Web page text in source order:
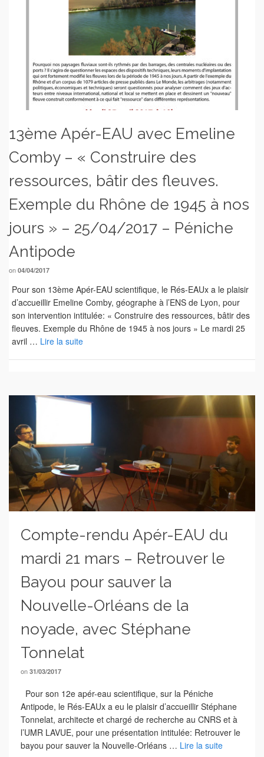
13ème Apér-EAU avec Emeline
Comby – « Construire des
ressources, bâtir des fleuves.
Exemple du Rhône de 1945 à nos
jours » – 25/04/2017 – Péniche
Antipode
on 04/04/2017
Pour son 13ème Apér-EAU scientifique, le Rés-EAUx a le plaisir
d’accueillir Emeline Comby, géographe à l’ENS de Lyon, pour
son intervention intitulée: « Construire des ressources, bâtir des
fleuves. Exemple du Rhône de 1945 à nos jours » Le mardi 25
avril … Lire la suite
Compte-rendu Apér-EAU du
mardi 21 mars – Retrouver le
Bayou pour sauver la
Nouvelle-Orléans de la
noyade, avec Stéphane
Tonnelat
on 31/03/2017
Pour son 12e apér-eau scientifique, sur la Péniche
Antipode, le Rés-EAUx a eu le plaisir d’accueillir Stéphane
Tonnelat, architecte et chargé de recherche au CNRS et à
l’UMR LAVUE, pour une présentation intitulée: Retrouver le
bayou pour sauver la Nouvelle-Orléans … Lire la suite